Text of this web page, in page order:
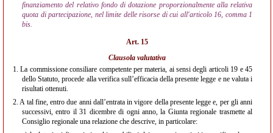
finanziamento del relativo fondo di dotazione proporzionalmente alla relativa
quota di partecipazione, nel limite delle risorse di cui all'articolo 16, comma 1
bis.
Art. 15
Clausola valutativa
1. La commissione consiliare competente per materia, ai sensi degli articoli 19 e 45
dello Statuto, procede alla verifica sull’efficacia della presente legge e ne valuta i
risultati ottenuti.
2. A tal fine, entro due anni dall’entrata in vigore della presente legge e, per gli anni
successivi, entro il 31 dicembre di ogni anno, la Giunta regionale trasmette al
Consiglio regionale una relazione che descrive, in particolare: